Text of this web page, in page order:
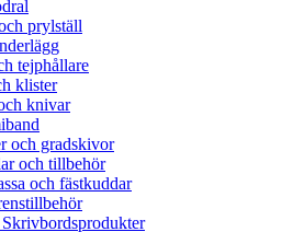
prylställ
tejphållare
klister
knivar
och gradskivor
och tillbehör
och fästkuddar